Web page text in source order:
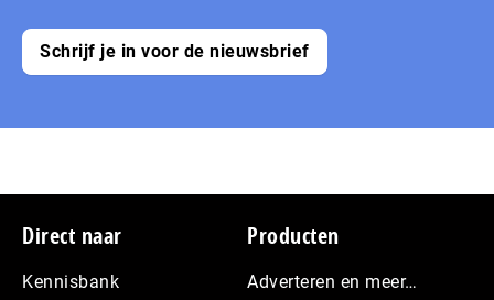
Schrijf je in voor de nieuwsbrief
Footer
Direct naar
Kennisbank
Producten
Adverteren en meer…